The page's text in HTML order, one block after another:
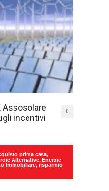
Assosolare
incentivi
0
prima casa,
Alternative, Energie
Immobiliare, risparmio